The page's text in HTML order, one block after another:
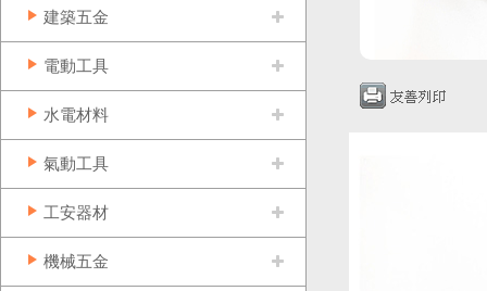
建築五金
電動工具
水電材料
氣動工具
工安器材
機械五金